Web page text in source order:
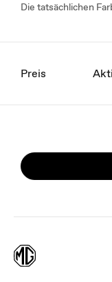
Die tatsächlichen
Preis